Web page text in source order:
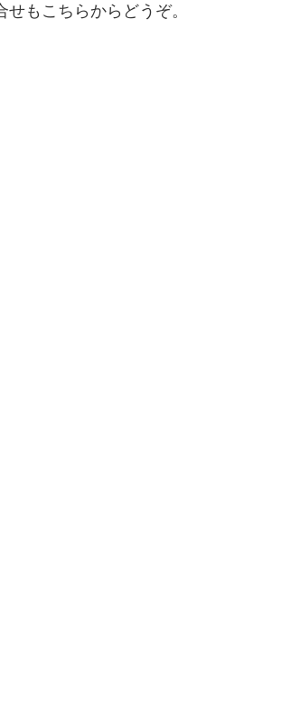
もこちらからどうぞ。